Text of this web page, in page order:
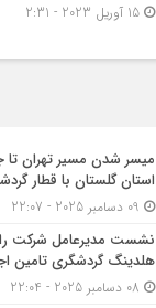
15 آوریل 2023 - 2:31
میسر شدن مسیر تهران تا
استان گلستان با قطار
نشست مدیرعامل شرکت
هلدینگ گردشگری تامین